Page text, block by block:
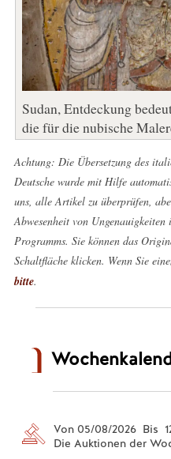
Sudan, Entdeckung
die für die nubische
Achtung: Die Übersetzung des
Deutsche wurde mit Hilfe
uns, alle Artikel zu überprüfen,
Abwesenheit von
Programms. Sie können das
Schaltfläche klicken. Wenn Sie
bitte.
Von 05/08/2026 Bis
Die Auktionen der